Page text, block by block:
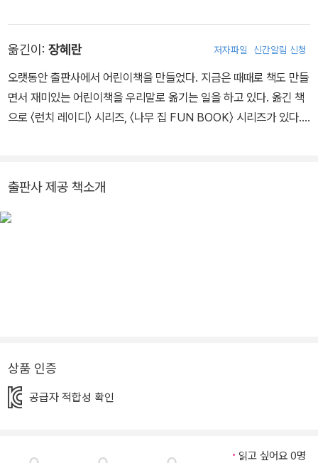
옮긴이: 장혜란 저자파일 신간알림 신청
오랫동안 출판사에서 어린이책을 만들었다. 지금은 때때로 책도 만들
면서 재미있는 어린이책을 우리말로 옮기는 일을 하고 있다. 옮긴 책
으로 〈런치 레이디〉 시리즈, 〈나무 집 FUN BOOK〉 시리즈가 있다.
출판사 제공 책소개
상품 인증
공급자 적합성 확인
읽고 싶어요 0명